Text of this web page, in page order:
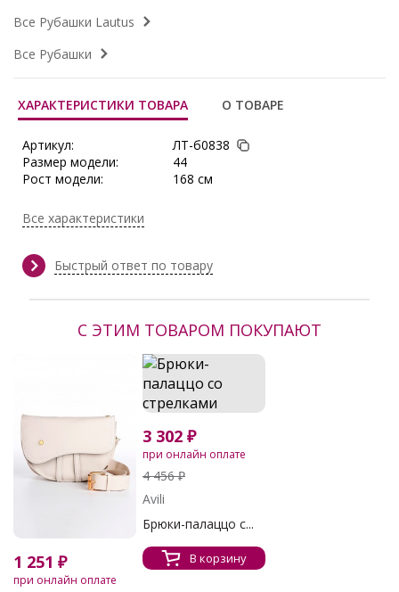
Все Рубашки Lautus
Все Рубашки
ХАРАКТЕРИСТИКИ ТОВАРА О ТОВАРЕ
Артикул:
ЛТ-б0838
Размер модели:
44
Рост модели:
168 см
Тип ткани:
Сезон:
Осень, Осень/Зима
Производитель:
Все характеристики
Быстрый ответ по товару
С ЭТИМ ТОВАРОМ ПОКУПАЮТ
1 251 ₽
при онлайн оплате
3 302 ₽
при онлайн оплате
4 456 ₽
Avili
Брюки-палаццо с...
В корзину